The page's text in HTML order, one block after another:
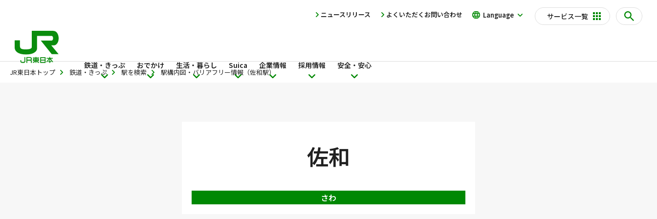
サービス一覧
鉄道・きっぷ おでかけ 生活・暮らし Suica 企業情報 採用情報 安全・安心
Language
よくいただくお問い合わせ
ニュースリリース
JR東日本トップ 鉄道・きっぷ 駅を検索 駅構内図・バリアフリー情報（佐和駅）
佐和
さわ